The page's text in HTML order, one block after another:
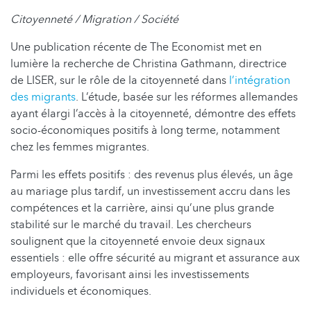
Citoyenneté / Migration / Société
Une publication récente de The Economist met en
lumière la recherche de Christina Gathmann, directrice
de LISER, sur le rôle de la citoyenneté dans l’intégration
des migrants. L’étude, basée sur les réformes allemandes
ayant élargi l’accès à la citoyenneté, démontre des effets
socio-économiques positifs à long terme, notamment
chez les femmes migrantes.
Parmi les effets positifs : des revenus plus élevés, un âge
au mariage plus tardif, un investissement accru dans les
compétences et la carrière, ainsi qu’une plus grande
stabilité sur le marché du travail. Les chercheurs
soulignent que la citoyenneté envoie deux signaux
essentiels : elle offre sécurité au migrant et assurance aux
employeurs, favorisant ainsi les investissements
individuels et économiques.